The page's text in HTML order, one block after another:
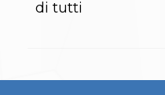
di tutti